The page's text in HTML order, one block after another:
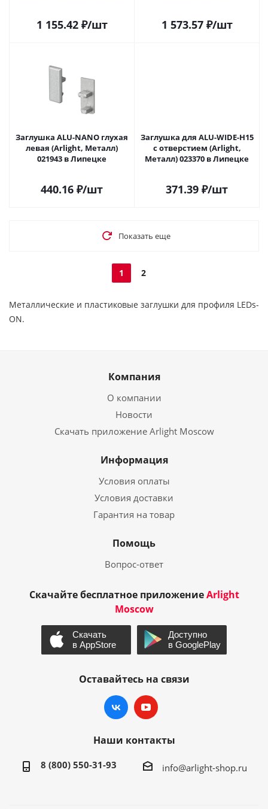
1 155.42₽/шт 1 573.57₽/шт
Заглушка ALU-NANO глухая
левая (Arlight, Металл)
021943 в Липецке
440.16 ₽/шт
Заглушка для ALU-WIDE-H15
с отверстием (Arlight,
Металл) 023370 в Липецке
371.39 ₽/шт
Показать еще
1 2
Металлические и пластиковые заглушки для профиля LEDs-
ON.
Компания
О компании
Новости
Скачать приложение Arlight Moscow
Информация
Условия оплаты
Условия доставки
Гарантия на товар
Помощь
Вопрос-ответ
Скачайте бесплатное приложениеArlight
Moscow
Оставайтесь на связи
Наши контакты
8 (800) 550-31-93 info@arlight-shop.ru